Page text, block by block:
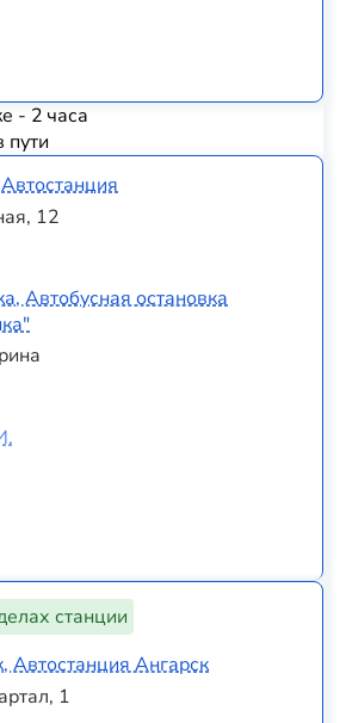
- 2 часа
пути
12
Автобусная остановка
станции
Автостанция Ангарск
1